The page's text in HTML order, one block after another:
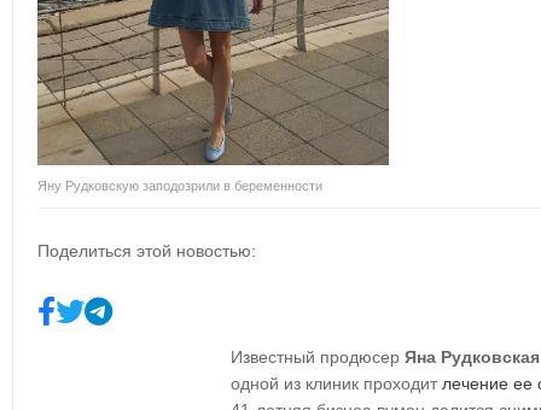
Яну Рудковскую заподозрили в беременности
Поделиться этой новостью:
Известный продюсер Яна Рудковская
одной из клиник проходит лечение ее